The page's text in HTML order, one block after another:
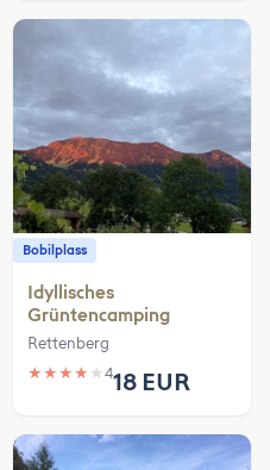
Bobilplass
Idyllisches
Grüntencamping
Rettenberg
★ ★ ★ ★ ★ 418 EUR